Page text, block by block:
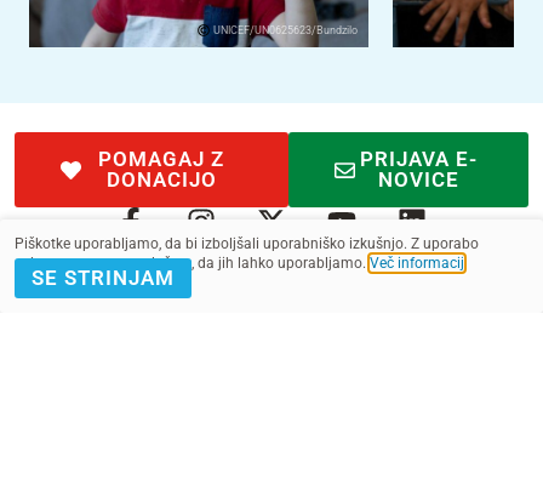
UNICEF/UN0625623/Bundzilo
POMAGAJ Z
DONACIJO
PRIJAVA E-
NOVICE
Piškotke uporabljamo, da bi izboljšali uporabniško izkušnjo. Z uporabo
spletnega mesta soglašate, da jih lahko uporabljamo. Več informacij
SE STRINJAM